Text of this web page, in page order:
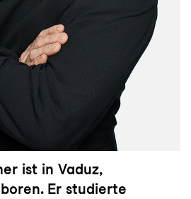
ist in Vaduz,
Er studierte